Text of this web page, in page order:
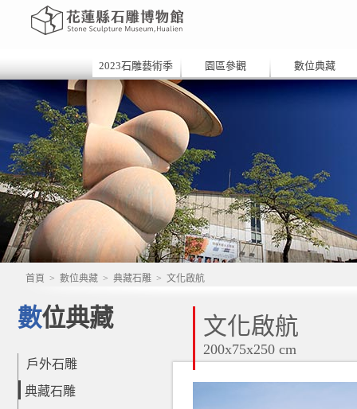
2023石雕藝術季 園區參觀 數位典藏
首頁 > 數位典藏 > 典藏石雕 > 文化啟航
數位典藏
戶外石雕
典藏石雕
文化啟航
200x75x250 cm